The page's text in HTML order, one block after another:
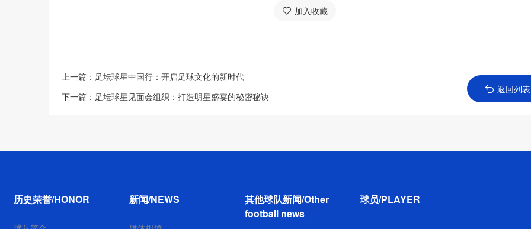
加入收藏
上一篇： 足坛球星中国行：开启足球文化的新时代
下一篇： 足坛球星见面会组织：打造明星盛宴的秘密秘诀
返回列表
历史荣誉/HONOR 新闻/NEWS
其他球队新闻/Other
football news
球员/PLAYER